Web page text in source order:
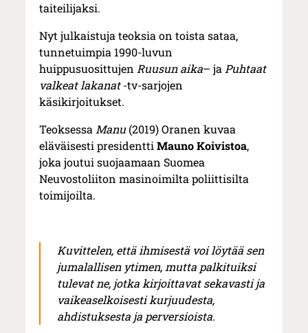
taiteilijaksi.
Nyt julkaistuja teoksia on toista sataa,
tunnetuimpia 1990-luvun
huippusuosittujenRuusun aika– jaPuhtaat
valkeat lakanat-tv-sarjojen
käsikirjoitukset.
TeoksessaManu(2019) Oranen kuvaa
eläväisesti presidenttiMauno Koivistoa,
joka joutui suojaamaan Suomea
Neuvostoliiton masinoimilta poliittisilta
toimijoilta.
Kuvittelen, että ihmisestä voi löytää sen
jumalallisen ytimen, mutta palkituiksi
tulevat ne, jotka kirjoittavat sekavasti ja
vaikeaselkoisesti kurjuudesta,
ahdistuksesta ja perversioista.